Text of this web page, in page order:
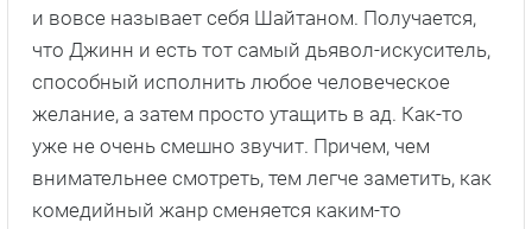
и вовсе называет себя Шайтаном. Получается,
что Джинн и есть тот самый дьявол-искуситель,
способный исполнить любое человеческое
желание, а затем просто утащить в ад. Как-то
уже не очень смешно звучит. Причем, чем
внимательнее смотреть, тем легче заметить, как
комедийный жанр сменяется каким-то